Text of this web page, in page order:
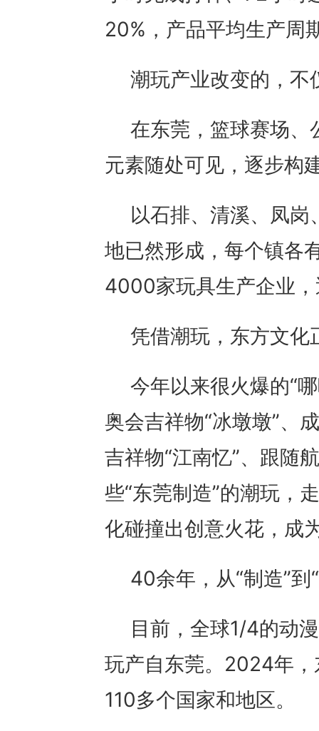
20%，产品平均生产周
潮玩产业改变的，不
在东莞，篮球赛场、
元素随处可见，逐步构
以石排、清溪、凤
地已然形成，每个镇各
4000家玩具生产企业
凭借潮玩，东方文化
今年以来很火爆的“
奥会吉祥物“冰墩墩”、
吉祥物“江南忆”、跟随
些“东莞制造”的潮玩，
化碰撞出创意火花，成
40余年，从“制造”到
目前，全球1/4的动
玩产自东莞。2024年
110多个国家和地区。